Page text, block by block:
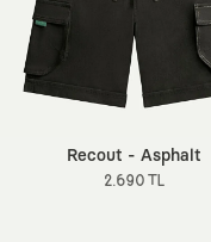
Recout - Asphalt
2.690 TL